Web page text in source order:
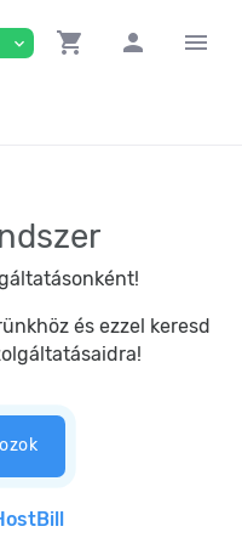
expand_more shopping_cart person menu
és ezzel keresd